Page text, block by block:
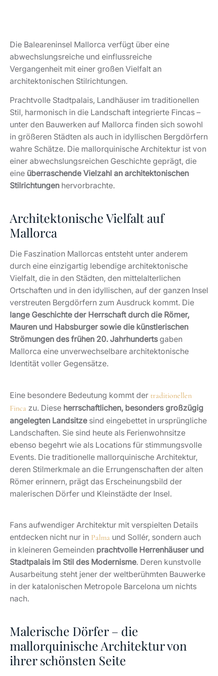
Die Baleareninsel Mallorca verfügt über eine
abwechslungsreiche und einflussreiche
Vergangenheit mit einer großen Vielfalt an
architektonischen Stilrichtungen.
Prachtvolle Stadtpalais, Landhäuser im traditionellen
Stil, harmonisch in die Landschaft integrierte Fincas –
unter den Bauwerken auf Mallorca finden sich sowohl
in größeren Städten als auch in idyllischen Bergdörfern
wahre Schätze. Die mallorquinische Architektur ist von
einer abwechslungsreichen Geschichte geprägt, die
eine überraschende Vielzahl an architektonischen
Stilrichtungen hervorbrachte.
Architektonische Vielfalt auf
Mallorca
Die Faszination Mallorcas entsteht unter anderem
durch eine einzigartig lebendige architektonische
Vielfalt, die in den Städten, den mittelalterlichen
Ortschaften und in den idyllischen, auf der ganzen Insel
verstreuten Bergdörfern zum Ausdruck kommt. Die
lange Geschichte der Herrschaft durch die Römer,
Mauren und Habsburger sowie die künstlerischen
Strömungen des frühen 20. Jahrhundertsgaben
Mallorca eine unverwechselbare architektonische
Identität voller Gegensätze.
Eine besondere Bedeutung kommt der traditionellen
Finca zu. Diese herrschaftlichen, besonders großzügig
angelegten Landsitze sind eingebettet in ursprüngliche
Landschaften. Sie sind heute als Ferienwohnsitze
ebenso begehrt wie als Locations für stimmungsvolle
Events. Die traditionelle mallorquinische Architektur,
deren Stilmerkmale an die Errungenschaften der alten
Römer erinnern, prägt das Erscheinungsbild der
malerischen Dörfer und Kleinstädte der Insel.
Fans aufwendiger Architektur mit verspielten Details
entdecken nicht nur in Palma und Sollér, sondern auch
in kleineren Gemeinden prachtvolle Herrenhäuser und
Stadtpalais im Stil des Modernisme. Deren kunstvolle
Ausarbeitung steht jener der weltberühmten Bauwerke
in der katalonischen Metropole Barcelona um nichts
nach.
Malerische Dörfer – die
mallorquinische Architektur von
ihrer schönsten Seite